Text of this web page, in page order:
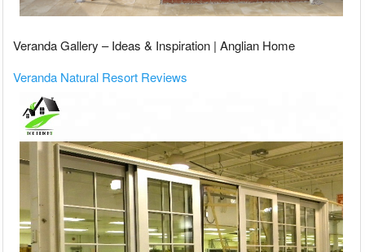
Veranda Gallery – Ideas & Inspiration | Anglian Home
Veranda Natural Resort Reviews